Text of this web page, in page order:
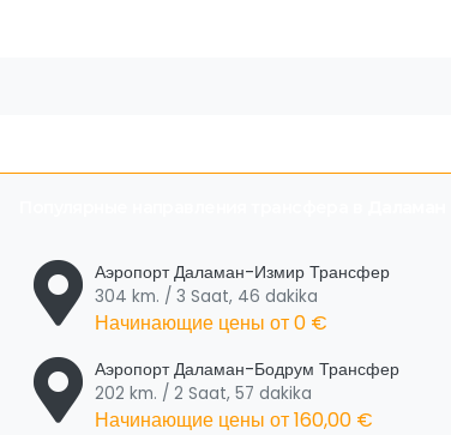
Аэропорт Даламан-Измир Трансфер
304 km. / 3 Saat, 46 dakika
Начинающие цены от0 €
Аэропорт Даламан-Бодрум Трансфер
202 km. / 2 Saat, 57 dakika
Начинающие цены от160,00 €